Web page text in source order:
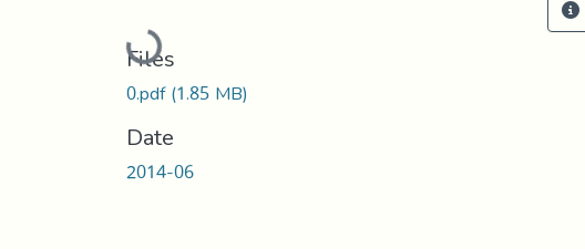
Loading...
Files
0.pdf(1.85 MB)
Date
2014-06